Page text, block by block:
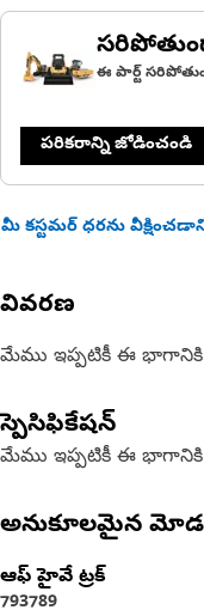
ఈ పార్ట్
పరికరాన్ని జోడించండి
మీ కస్టమర్ ధరను
వివరణ
మేము ఇప్పటికీ ఈ
స్పెసిఫికేషన్
మేము ఇప్పటికీ ఈ భాగానికి
అనుకూలమైన
ఆఫ్ హైవే ట్రక్
793789